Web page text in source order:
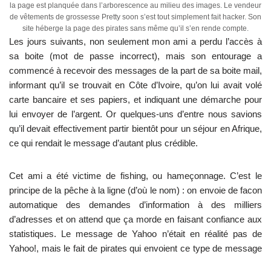
la page est planquée dans l’arborescence au milieu des images. Le vendeur
de vêtements de grossesse Pretty soon s’est tout simplement fait hacker. Son
site héberge la page des pirates sans même qu’il s’en rende compte.
Les jours suivants, non seulement mon ami a perdu l’accès à
sa boite (mot de passe incorrect), mais son entourage a
commencé à recevoir des messages de la part de sa boite mail,
informant qu’il se trouvait en Côte d’Ivoire, qu’on lui avait volé
carte bancaire et ses papiers, et indiquant une démarche pour
lui envoyer de l’argent. Or quelques-uns d’entre nous savions
qu’il devait effectivement partir bientôt pour un séjour en Afrique,
ce qui rendait le message d’autant plus crédible.
Cet ami a été victime de fishing, ou hameçonnage. C’est le
principe de la pêche à la ligne (d’où le nom) : on envoie de facon
automatique des demandes d’information à des milliers
d’adresses et on attend que ça morde en faisant confiance aux
statistiques. Le message de Yahoo n’était en réalité pas de
Yahoo!, mais le fait de pirates qui envoient ce type de message